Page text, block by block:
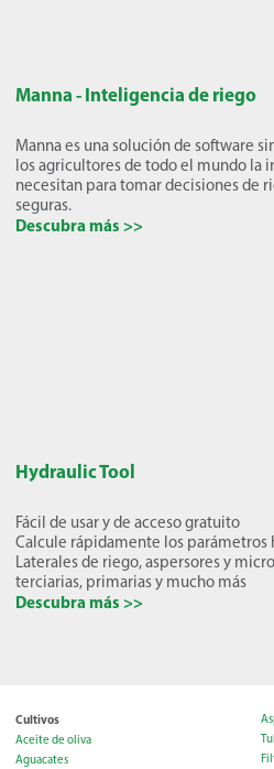
Manna - Inteligencia de riego
Manna es una solución de software
los agricultores de todo el mundo la
necesitan para tomar decisiones de
seguras.
Descubra más >>
Hydraulic Tool
Fácil de usar y de acceso gratuito
Calcule rápidamente los parámetros
Laterales de riego, aspersores y
terciarias, primarias y mucho más
Descubra más >>
Cultivos
Aceite de oliva
Aguacates